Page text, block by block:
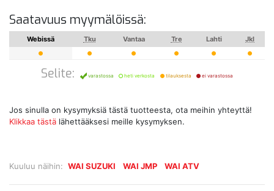
Kuuluu näihin: WAI SUZUKI WAI JMP WAI ATV
Saatavuus myymälöissä:
Webissä Tku Vantaa Tre Lahti Jkl
Selite: varastossa heti verkosta tilauksesta ei varastossa
Jos sinulla on kysymyksiä tästä tuotteesta, ota meihin yhteyttä!
Klikkaa tästä lähettääksesi meille kysymyksen.